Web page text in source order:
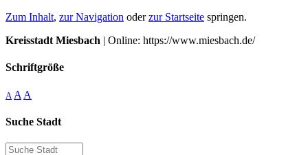
Zum Inhalt, zur Navigation oderzur Startseite springen.
Kreisstadt Miesbach | Online: https://www.miesbach.de/
Schriftgröße
A A A
Suche Stadt